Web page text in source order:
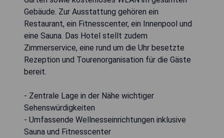
Gebäude. Zur Ausstattung gehören ein
Restaurant, ein Fitnesscenter, ein Innenpool und
eine Sauna. Das Hotel stellt zudem
Zimmerservice, eine rund um die Uhr besetzte
Rezeption und Tourenorganisation für die Gäste
bereit.
- Zentrale Lage in der Nähe wichtiger
Sehenswürdigkeiten
- Umfassende Wellnesseinrichtungen inklusive
Sauna und Fitnesscenter